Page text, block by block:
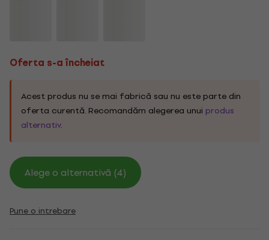
Oferta s-a încheiat
Acest produs nu se mai fabrică sau nu este parte din
oferta curentă. Recomandăm alegerea unui produs
alternativ.
Alege o alternativă (4)
Pune o intrebare